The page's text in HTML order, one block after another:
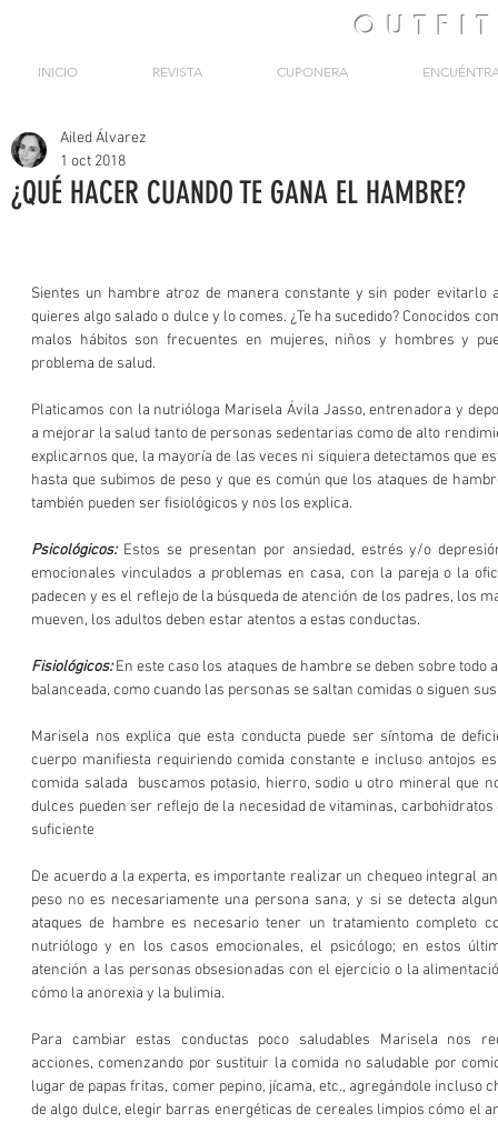
OUTFIT
INICIO REVISTA CUPONERA
¿QUÉ HACER CUANDO TE GANA EL HAMBRE?
Ailed Álvarez
1 oct 2018
Sientes un hambre atroz de manera constante y sin poder evitarlo
quieres algo salado o dulce y lo comes. ¿Te ha sucedido? Conocidos
malos hábitos son frecuentes en mujeres, niños y hombres y
problema de salud.
Platicamos con la nutrióloga Marisela Ávila Jasso, entrenadora y
a mejorar la salud tanto de personas sedentarias como de alto
explicarnos que, la mayoría de las veces ni siquiera detectamos que
hasta que subimos de peso y que es común que los ataques de
también pueden ser fisiológicos y nos los explica.
Psicológicos: Estos se presentan por ansiedad, estrés y/o
emocionales vinculados a problemas en casa, con la pareja o la
padecen y es el reflejo de la búsqueda de atención de los padres, los
mueven, los adultos deben estar atentos a estas conductas.
Fisiológicos: En este caso los ataques de hambre se deben sobre todo
balanceada, como cuando las personas se saltan comidas o siguen
Marisela nos explica que esta conducta puede ser síntoma de
cuerpo manifiesta requiriendo comida constante e incluso antojos
comida salada  buscamos potasio, hierro, sodio u otro mineral que
dulces pueden ser reflejo de la necesidad de vitaminas,
suficiente
De acuerdo a la experta, es importante realizar un chequeo integral
peso no es necesariamente una persona sana, y si se detecta
ataques de hambre es necesario tener un tratamiento completo
nutriólogo y en los casos emocionales, el psicólogo; en estos
atención a las personas obsesionadas con el ejercicio o la
cómo la anorexia y la bulimia.
Para cambiar estas conductas poco saludables Marisela nos
acciones, comenzando por sustituir la comida no saludable por
lugar de papas fritas, comer pepino, jícama, etc., agregándole incluso
de algo dulce, elegir barras energéticas de cereales limpios cómo el